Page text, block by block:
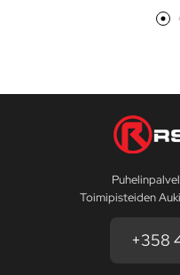
Toimipisteiden
+358